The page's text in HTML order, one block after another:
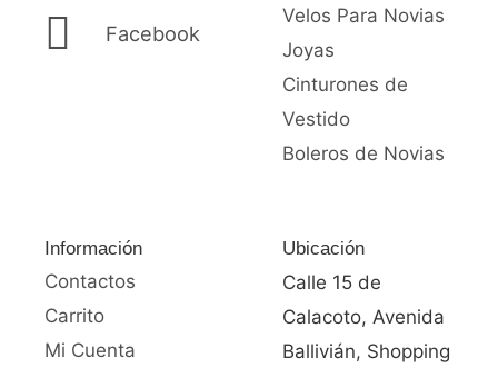
Facebook
Velos Para Novias
Joyas
Cinturones de
Vestido
Boleros de Novias
Información
Contactos
Carrito
Mi Cuenta
Ubicación
Calle 15 de
Calacoto, Avenida
Ballivián, Shopping